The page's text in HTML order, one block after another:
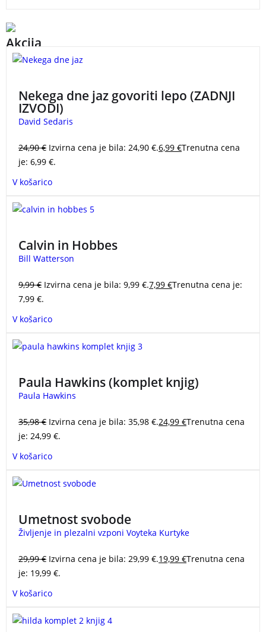
Akcija
jaz govoriti lepo namiguje na obupne avtorjeve
napore, da bi se naučil francoščine, potem ko se je s
svojim partnerjem Hughom preselil v Normandijo.
Nekega dne jaz govoriti lepo (ZADNJI
IZVODI)
David Sedaris
24,90€ Izvirna cena je bila: 24,90 €.6,99 €Trenutna cena
je: 6,99 €.
V košarico
Calvin in Hobbes
Bill Watterson
9,99€ Izvirna cena je bila: 9,99 €.7,99 €Trenutna cena je:
7,99 €.
V košarico
Paula Hawkins (komplet knjig)
Paula Hawkins
35,98€ Izvirna cena je bila: 35,98 €.24,99 €Trenutna cena
je: 24,99 €.
V košarico
svetu.Voytek Kurtyka– UMETNOST SVOBODE
Dragulj gorniške literature. –Steve House
Umetnost svobode
Življenje in plezalni vzponi Voyteka Kurtyke
29,99€ Izvirna cena je bila: 29,99 €.19,99 €Trenutna cena
je: 19,99 €.
V košarico